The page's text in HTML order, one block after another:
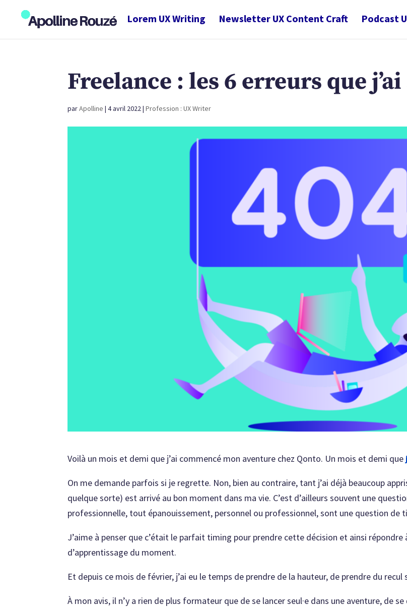
Lorem UX Writing Newsletter UX Content Craft Podcast
Freelance : les 6 erreurs que
parApolline |4 avril 2022|Profession : UX Writer
Voilà un mois et demi que j’ai commencé mon aventure chez Qonto. Un mois et demi que
On me demande parfois si je regrette. Non, bien au contraire, tant j’ai déjà beaucoup
quelque sorte) est arrivé au bon moment dans ma vie. C’est d’ailleurs souvent une
professionnelle, tout épanouissement, personnel ou professionnel, sont une question de
J’aime à penser que c’était le parfait timing pour prendre cette décision et ainsi
d’apprentissage du moment.
Et depuis ce mois de février, j’ai eu le temps de prendre de la hauteur, de prendre du
À mon avis, il n’y a rien de plus formateur que de se lancer seul·e dans une aventure, de